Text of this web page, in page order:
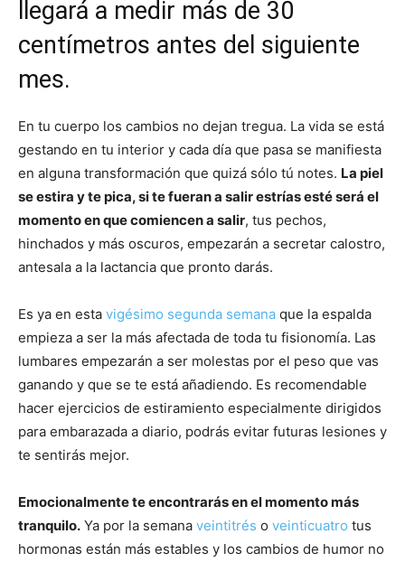
llegará a medir más de 30
centímetros antes del siguiente
mes.
En tu cuerpo los cambios no dejan tregua. La vida se está
gestando en tu interior y cada día que pasa se manifiesta
en alguna transformación que quizá sólo tú notes. La piel
se estira y te pica, si te fueran a salir estrías esté será el
momento en que comiencen a salir, tus pechos,
hinchados y más oscuros, empezarán a secretar calostro,
antesala a la lactancia que pronto darás.
Es ya en esta vigésimo segunda semana que la espalda
empieza a ser la más afectada de toda tu fisionomía. Las
lumbares empezarán a ser molestas por el peso que vas
ganando y que se te está añadiendo. Es recomendable
hacer ejercicios de estiramiento especialmente dirigidos
para embarazada a diario, podrás evitar futuras lesiones y
te sentirás mejor.
Emocionalmente te encontrarás en el momento más
tranquilo. Ya por la semana veintitrés o veinticuatro tus
hormonas están más estables y los cambios de humor no